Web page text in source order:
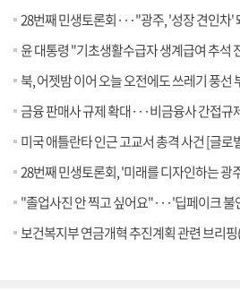
28번째 민생토론회···"광주, '성장 견인차'
윤 대통령 "기초생활수급자 생계급여 추석
북, 어젯밤 이어 오늘 오전에도 쓰레기 풍선
금융 판매사 규제 확대···비금융사 간접규
미국 애틀란타 인근 고교서 총격 사건 [글로
28번째 민생토론회, '미래를 디자인하는 광주' [
"졸업사진 안 찍고 싶어요"···'딥페이크 불
보건복지부 연금개혁 추진계획 관련 브리핑(09.04) [브